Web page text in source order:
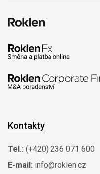
Kontakty
Tel.: (+420) 236 071 600
E-mail: info@roklen.cz